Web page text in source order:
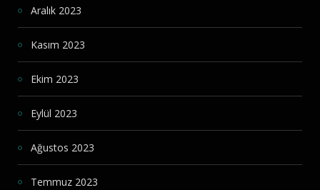
Aralık 2023
Kasım 2023
Ekim 2023
Eylül 2023
Ağustos 2023
Temmuz 2023